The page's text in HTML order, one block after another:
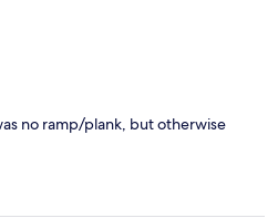
no ramp/plank, but otherwise